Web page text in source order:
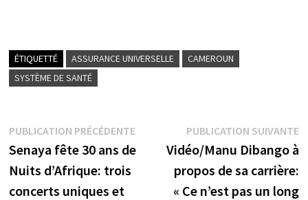
ÉTIQUETTÉ ASSURANCE UNIVERSELLE
CAMEROUN
SYSTÈME DE SANTÉ
Navigation
de
l’article
PUBLICATION PRÉCÉDENTEPublication
précédente :
Senaya fête 30 ans de
Nuits d’Afrique: trois
concerts uniques et
PUBLICATION SUIVANTE
Vidéo/Manu Dibango à
propos de sa carrière:
« Ce n’est pas un long